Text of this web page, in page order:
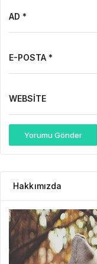
AD *
E-POSTA *
WEBSITE
Yorumu Gönder
Hakkımızda